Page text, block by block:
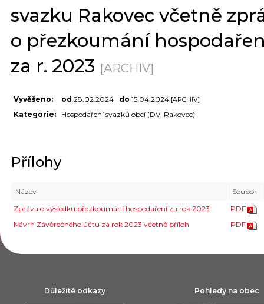
svazku Rakovec včetně
o přezkoumání
za r. 2023 [ARCHIV]
Vyvěšeno: od 28.02.2024 do 15.04.2024 [ARCHIV]
Kategorie: Hospodaření svazků obcí (DV, Rakovec)
Přílohy
Název
Soubor
Zpráva o výsledku přezkoumání hospodaření za rok 2023
PDF
Návrh Závěrečného účtu za rok 2023 včetně příloh
PDF
Důležité odkazy Pohledy na obec